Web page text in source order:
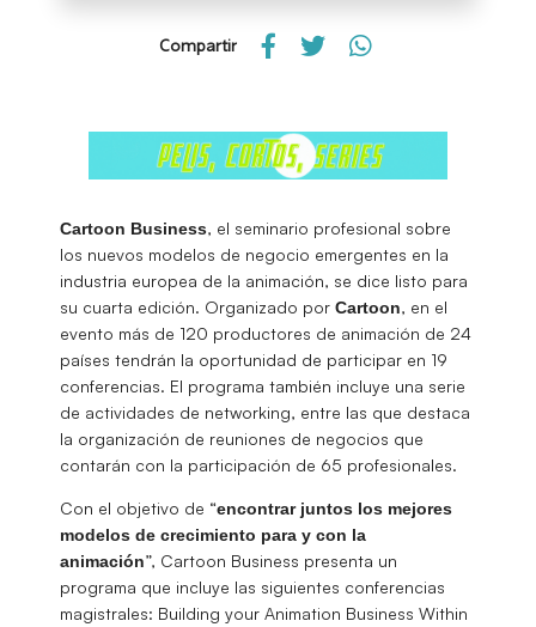
Compartir
Cartoon Business, el seminario profesional sobre
los nuevos modelos de negocio emergentes en la
industria europea de la animación, se dice listo para
su cuarta edición. Organizado por Cartoon, en el
evento más de 120 productores de animación de 24
países tendrán la oportunidad de participar en 19
conferencias. El programa también incluye una serie
de actividades de networking, entre las que destaca
la organización de reuniones de negocios que
contarán con la participación de 65 profesionales.
Con el objetivo de “encontrar juntos los mejores
modelos de crecimiento para y con la
animación”, Cartoon Business presenta un
programa que incluye las siguientes conferencias
magistrales: Building your Animation Business Within